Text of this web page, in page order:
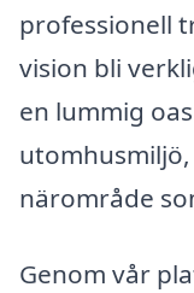
professionell
vision bli
en lummig
närområde
Genom vår